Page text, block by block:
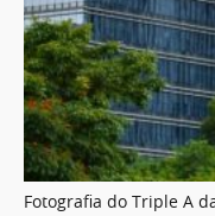
Fotografia do Triple A